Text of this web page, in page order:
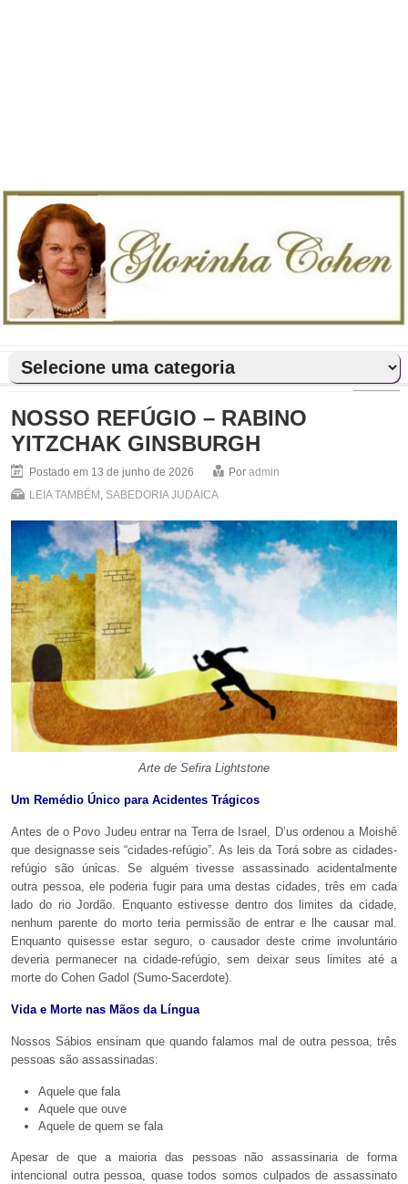
NOSSO REFÚGIO – RABINO
YITZCHAK GINSBURGH
Postado em 13 de junho de 2026 Poradmin
LEIA TAMBÉM , SABEDORIA JUDAICA
Arte de Sefira Lightstone
Um Remédio Único para Acidentes Trágicos
Antes de o Povo Judeu entrar na Terra de Israel, D’us ordenou a Moishê
que designasse seis “cidades-refúgio”. As leis da Torá sobre as cidades-
refúgio são únicas. Se alguém tivesse assassinado acidentalmente
outra pessoa, ele poderia fugir para uma destas cidades, três em cada
lado do rio Jordão. Enquanto estivesse dentro dos limites da cidade,
nenhum parente do morto teria permissão de entrar e lhe causar mal.
Enquanto quisesse estar seguro, o causador deste crime involuntário
deveria permanecer na cidade-refúgio, sem deixar seus limites até a
morte do Cohen Gadol (Sumo-Sacerdote).
Vida e Morte nas Mãos da Língua
Nossos Sábios ensinam que quando falamos mal de outra pessoa, três
pessoas são assassinadas:
Aquele que fala
Aquele que ouve
Aquele de quem se fala
Apesar de que a maioria das pessoas não assassinaria de forma
intencional outra pessoa, quase todos somos culpados de assassinato